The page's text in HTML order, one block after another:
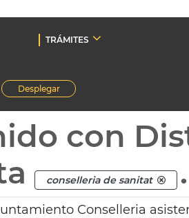
TRÁMITES
Desplegar
con
conselleria de sanitat .
Conselleria